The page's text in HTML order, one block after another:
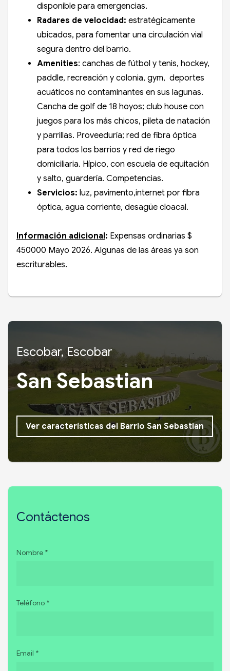
disponible para emergencias.
Radares de velocidad: estratégicamente
ubicados, para fomentar una circulación vial
segura dentro del barrio.
Amenities: canchas de fútbol y tenis, hockey,
paddle, recreación y colonia, gym, deportes
acuáticos no contaminantes en sus lagunas.
Cancha de golf de 18 hoyos; club house con
juegos para los más chicos, pileta de natación
y parrillas. Proveeduría; red de fibra óptica
para todos los barrios y red de riego
domiciliaria. Hípico, con escuela de equitación
y salto, guardería. Competencias.
Servicios: luz, pavimento,internet por fibra
óptica, agua corriente, desagüe cloacal.
Información adicional: Expensas ordinarias $
450000 Mayo 2026. Algunas de las áreas ya son
escriturables.
Escobar, Escobar
San Sebastian
Ver características del Barrio San Sebastian
Contáctenos
Nombre *
Teléfono *
Email *